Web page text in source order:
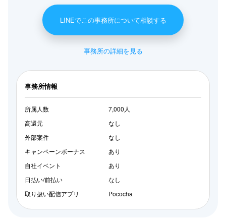
LINEでこの事務所について相談する
事務所の詳細を見る
事務所情報
所属人数
7,000人
高還元
なし
外部案件
なし
キャンペーンボーナス
あり
自社イベント
あり
日払い/前払い
なし
取り扱い配信アプリ
Pococha